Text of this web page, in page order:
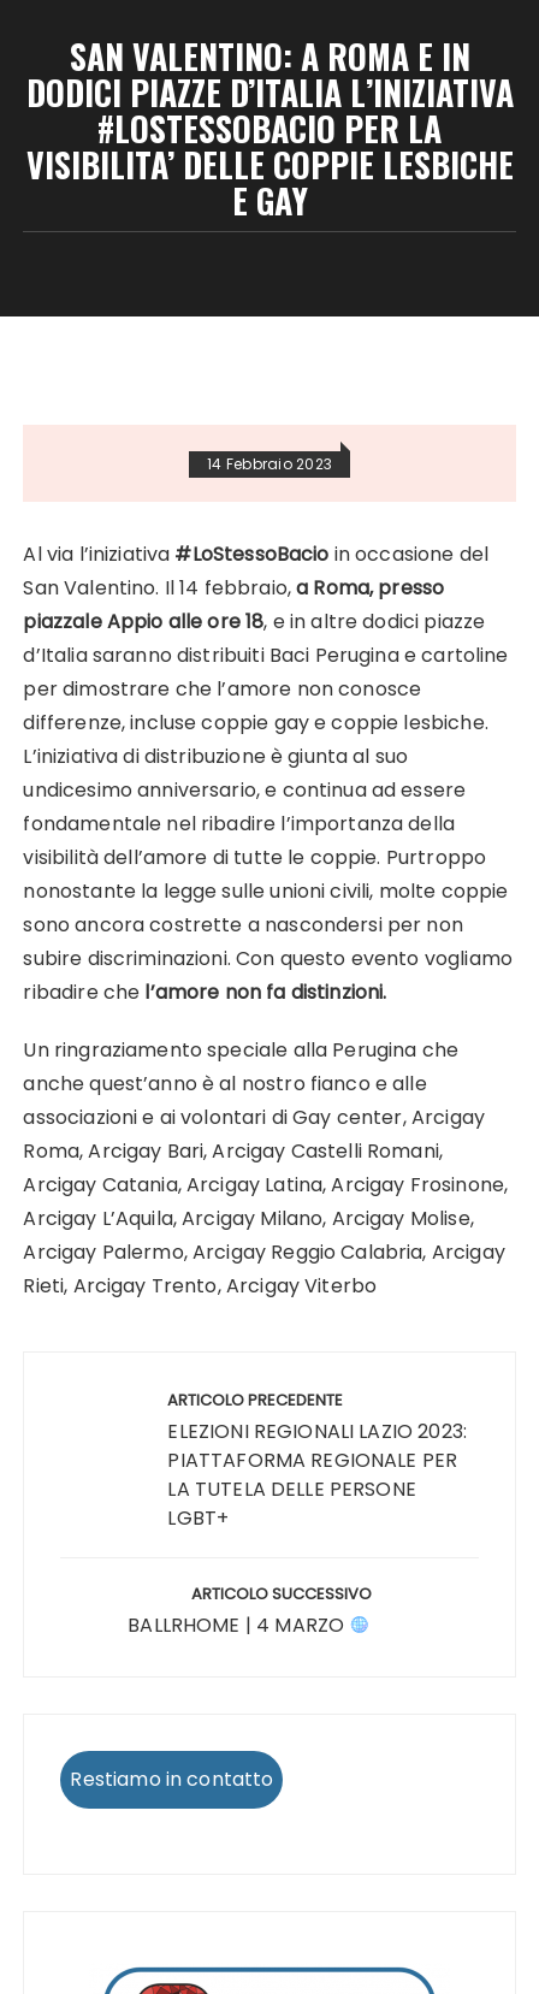
SAN VALENTINO: A ROMA E IN
DODICI PIAZZE D’ITALIA L’INIZIATIVA
#LOSTESSOBACIO PER LA
VISIBILITA’ DELLE COPPIE LESBICHE
E GAY
14 Febbraio 2023
Al via l’iniziativa #LoStessoBacio in occasione del
San Valentino. Il 14 febbraio,a Roma, presso
piazzale Appio alle ore 18, e in altre dodici piazze
d’Italia saranno distribuiti Baci Perugina e cartoline
per dimostrare che l’amore non conosce
differenze, incluse coppie gay e coppie lesbiche.
L’iniziativa di distribuzione è giunta al suo
undicesimo anniversario, e continua ad essere
fondamentale nel ribadire l’importanza della
visibilità dell’amore di tutte le coppie. Purtroppo
nonostante la legge sulle unioni civili, molte coppie
sono ancora costrette a nascondersi per non
subire discriminazioni. Con questo evento vogliamo
ribadire che l’amore non fa distinzioni.
Un ringraziamento speciale alla Perugina che
anche quest’anno è al nostro fianco e alle
associazioni e ai volontari di Gay center, Arcigay
Roma, Arcigay Bari, Arcigay Castelli Romani,
Arcigay Catania, Arcigay Latina, Arcigay Frosinone,
Arcigay L’Aquila, Arcigay Milano, Arcigay Molise,
Arcigay Palermo, Arcigay Reggio Calabria, Arcigay
Rieti, Arcigay Trento, Arcigay Viterbo
ARTICOLO PRECEDENTE
ELEZIONI REGIONALI LAZIO 2023:
PIATTAFORMA REGIONALE PER
LA TUTELA DELLE PERSONE
LGBT+
ARTICOLO SUCCESSIVO
BALLRHOME | 4 MARZO
Restiamo in contatto